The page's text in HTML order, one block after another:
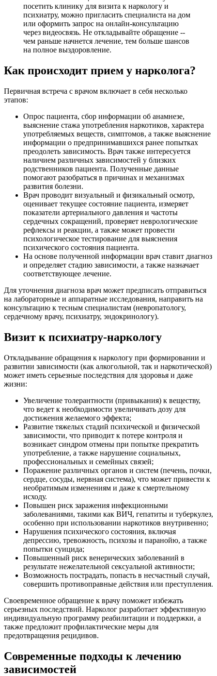
посетить клинику для визита к наркологу и
психиатру, можно пригласить специалиста на дом
или оформить запрос на онлайн-консультацию
через видеосвязь. Не откладывайте обращение --
чем раньше начнется лечение, тем больше шансов
на полное выздоровление.
Как происходит прием у нарколога?
Первичная встреча с врачом включает в себя несколько
этапов:
Опрос пациента, сбор информации об анамнезе,
выяснение стажа употребления наркотиков, характера
употребляемых веществ, симптомов, а также выяснение
информации о предпринимавшихся ранее попытках
преодолеть зависимость. Врач также интересуется
наличием различных зависимостей у близких
родственников пациента. Полученные данные
помогают разобраться в причинах и механизмах
развития болезни.
Врач проводит визуальный и физикальный осмотр,
оценивает текущее состояние пациента, измеряет
показатели артериального давления и частоты
сердечных сокращений, проверяет неврологические
рефлексы и реакции, а также может провести
психологическое тестирование для выяснения
психического состояния пациента.
На основе полученной информации врач ставит диагноз
и определяет стадию зависимости, а также назначает
соответствующее лечение.
Для уточнения диагноза врач может предписать отправиться
на лабораторные и аппаратные исследования, направить на
консультацию к тесным специалистам (невропатологу,
сердечному врачу, психиатру, эндокринологу).
Визит к психиатру-наркологу
Откладывание обращения к наркологу при формировании и
развитии зависимости (как алкогольной, так и наркотической)
может иметь серьезные последствия для здоровья и даже
жизни:
Увеличение толерантности (привыкания) к веществу,
что ведет к необходимости увеличивать дозу для
достижения желаемого эффекта;
Развитие тяжелых стадий психической и физической
зависимости, что приводит к потере контроля и
возникает синдром отмены при попытке прекратить
употребление, а также нарушение социальных,
профессиональных и семейных связей;
Поражение различных органов и систем (печень, почки,
сердце, сосуды, нервная система), что может привести к
необратимым изменениям и даже к смертельному
исходу.
Повышен риск заражения инфекционными
заболеваниями, такими как ВИЧ, гепатиты и туберкулез,
особенно при использовании наркотиков внутривенно;
Нарушения психического состояния, включая
депрессию, тревожность, психозы и паранойю, а также
попытки суицида;
Повышенный риск венерических заболеваний в
результате нежелательной сексуальной активности;
Возможность пострадать, попасть в несчастный случай,
совершить противоправные действия или преступления.
Своевременное обращение к врачу поможет избежать
серьезных последствий. Нарколог разработает эффективную
индивидуальную программу реабилитации и поддержки, а
также предложит профилактические меры для
предотвращения рецидивов.
Современные подходы к лечению
зависимостей